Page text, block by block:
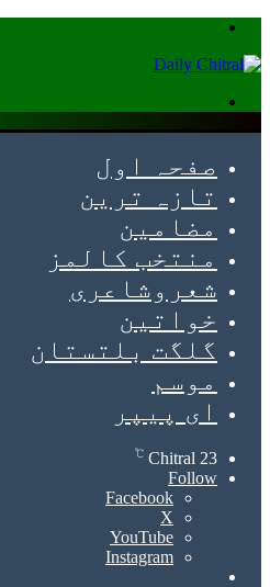
صفحہ اول
تازہ ترین
مضامین
منتخب کالمز
شعروشاعری
خواتین
گلگت بلتستان
موسم
ای پیپر
Chitral 23
℃
Follow
Facebook
X
YouTube
Instagram